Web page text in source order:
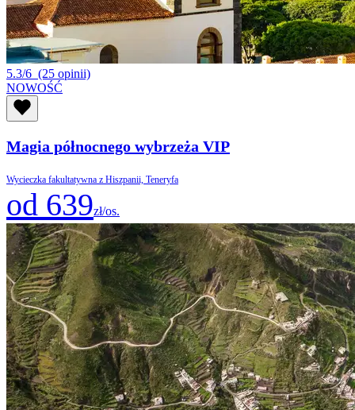
5.3/6 (25 opinii)
NOWOŚĆ
Magia północnego wybrzeża VIP
Wycieczka fakultatywna z Hiszpanii, Teneryfa
od 639zł/os.